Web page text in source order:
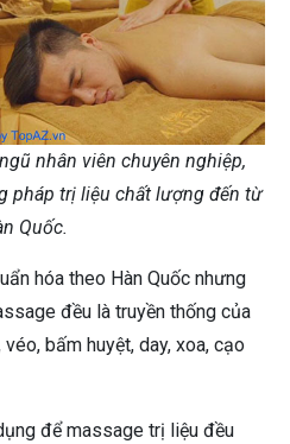
nhân viên chuyên nghiệp,
pháp trị liệu chất lượng đến từ
Quốc.
hóa theo Hàn Quốc nhưng
đều là truyền thống của
bấm huyệt, day, xoa, cạo
để massage trị liệu đều